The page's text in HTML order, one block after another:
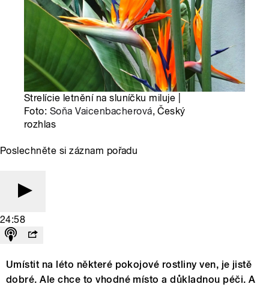
Strelície letnění na sluníčku miluje |
Foto: Soňa Vaicenbacherová, Český
rozhlas
Poslechněte si záznam pořadu
24:58
Umístit na léto některé pokojové rostliny ven, je jistě
dobré. Ale chce to vhodné místo a důkladnou péči. A